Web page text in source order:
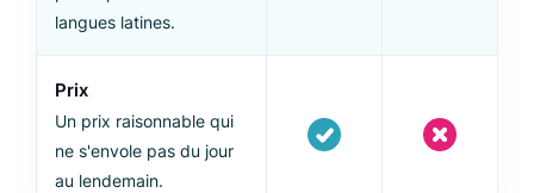
langues latines.
Prix
Un prix raisonnable qui
ne s'envole pas du jour
au lendemain.